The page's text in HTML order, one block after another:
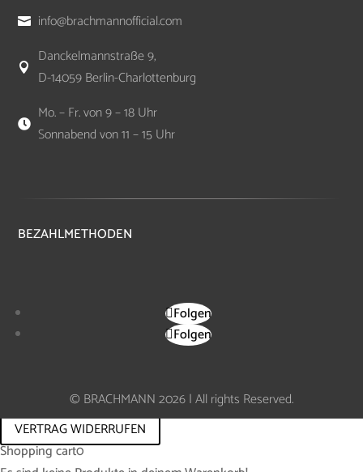
 info@brachmannofficial.com

Danckelmannstraße 9,
D-14059 Berlin-Charlottenburg

Mo. – Fr. von 9 – 18 Uhr
Sonnabend von 11 – 15 Uhr
BEZAHLMETHODEN
Folgen
Folgen
© BRACHMANN 2026 | All rights Reserved.
VERTRAG WIDERRUFEN
Shopping cart0